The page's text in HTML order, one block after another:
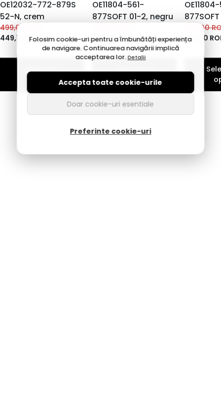
OE12032-772-879S
52-N, crem
499,00
449,10
RON
Selecteaza
OE11804-561-
877SOFT 01-2, negru
349,30RON
Selecteaza
optiuni
499,00
449,10
Folosim cookie-uri pentru a îmbunătăți experiența
de navigare. Continuarea navigării implică
acceptarea lor.Detalii
Accepta toate cookie-urile
Doar cookie-uri esentiale
Preferinte cookie-uri